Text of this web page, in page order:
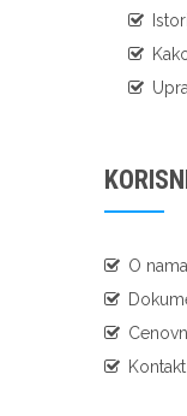
O nama
Kontakt